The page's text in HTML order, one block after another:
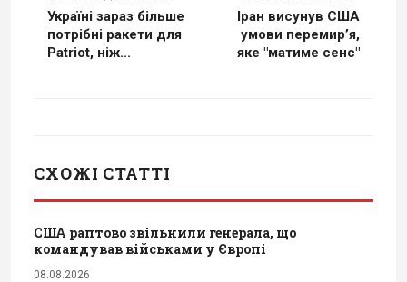
Україні зараз більше
потрібні ракети для
Patriot, ніж...
Іран висунув США
умови перемирʼя,
яке "матиме сенс"
СХОЖІ СТАТТІ
США раптово звільнили генерала, що
командував військами у Європі
08.08.2026